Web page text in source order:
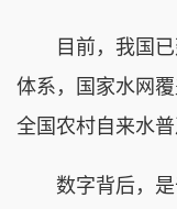
目前，我国已
体系，国家水网覆
全国农村自来水普
数字背后，是